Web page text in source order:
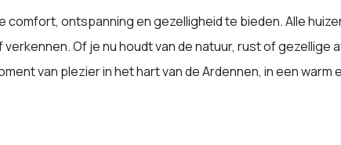
ontspanning en gezelligheid te bieden. Alle
Of je nu houdt van de natuur, rust of
van plezier in het hart van de Ardennen, in een warm